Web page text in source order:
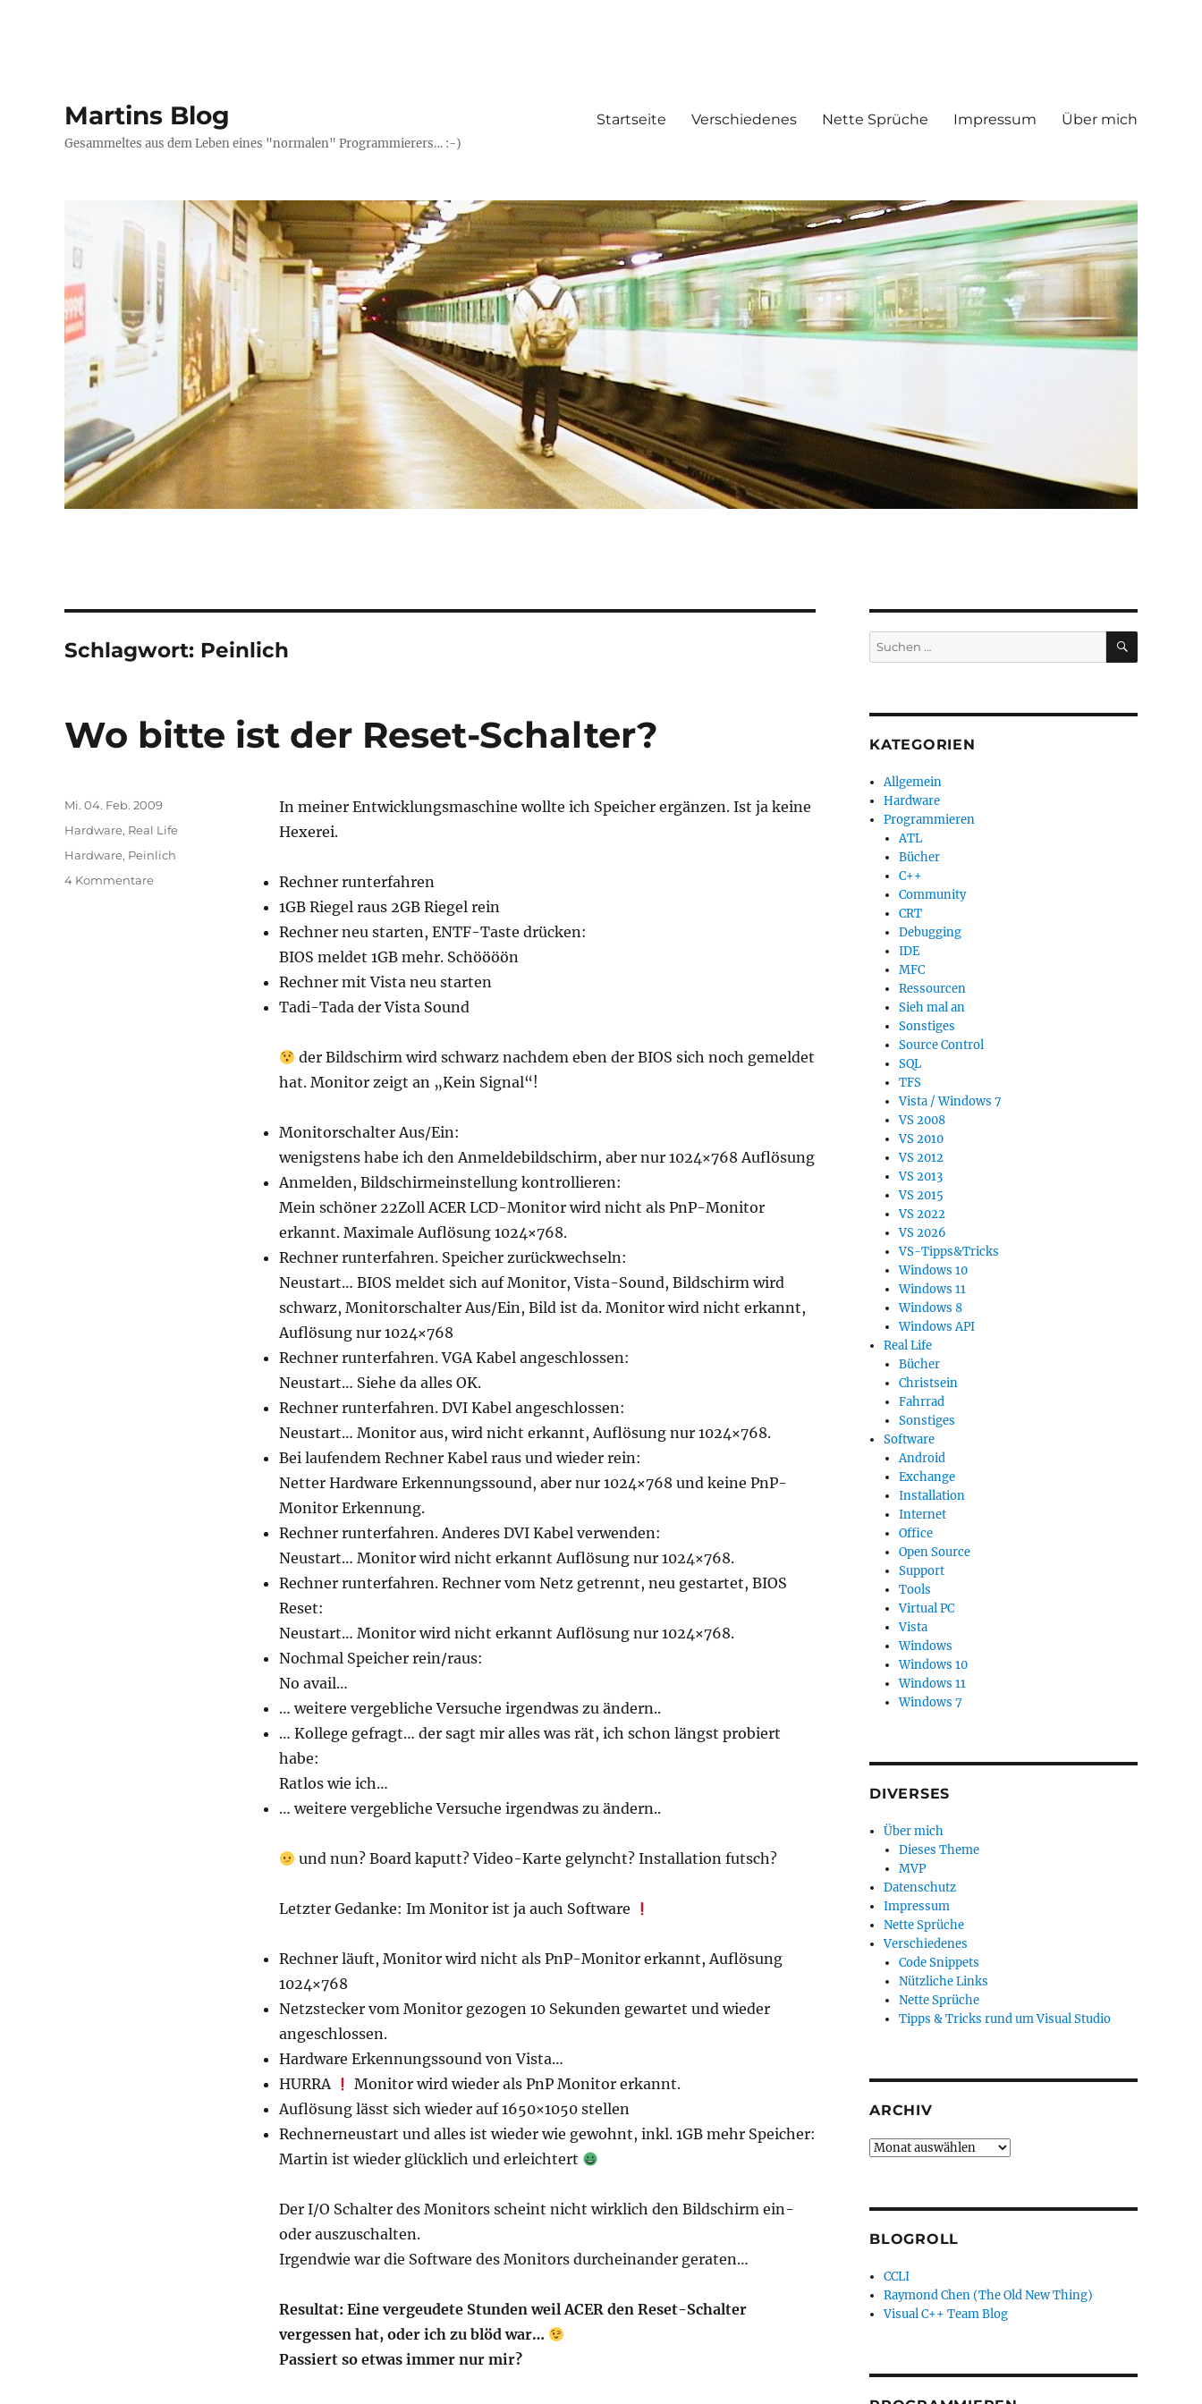
Martins Blog
Gesammeltes aus dem Leben eines "normalen" Programmierers… :-)
Startseite Verschiedenes Nette Sprüche Impressum Über mich
Schlagwort: Peinlich
Wo bitte ist der Reset-Schalter?
In meiner Entwicklungsmaschine wollte ich Speicher ergänzen. Ist ja keine
Hexerei.
Rechner runterfahren
1GB Riegel raus 2GB Riegel rein
Rechner neu starten, ENTF-Taste drücken:
BIOS meldet 1GB mehr. Schöööön
Rechner mit Vista neu starten
Tadi-Tada der Vista Sound
der Bildschirm wird schwarz nachdem eben der BIOS sich noch gemeldet
hat. Monitor zeigt an „Kein Signal“!
Monitorschalter Aus/Ein:
wenigstens habe ich den Anmeldebildschirm, aber nur 1024×768 Auflösung
Anmelden, Bildschirmeinstellung kontrollieren:
Mein schöner 22Zoll ACER LCD-Monitor wird nicht als PnP-Monitor
erkannt. Maximale Auflösung 1024×768.
Rechner runterfahren. Speicher zurückwechseln:
Neustart… BIOS meldet sich auf Monitor, Vista-Sound, Bildschirm wird
schwarz, Monitorschalter Aus/Ein, Bild ist da. Monitor wird nicht erkannt,
Auflösung nur 1024×768
Rechner runterfahren. VGA Kabel angeschlossen:
Neustart… Siehe da alles OK.
Rechner runterfahren. DVI Kabel angeschlossen:
Neustart… Monitor aus, wird nicht erkannt, Auflösung nur 1024×768.
Bei laufendem Rechner Kabel raus und wieder rein:
Netter Hardware Erkennungssound, aber nur 1024×768 und keine PnP-
Monitor Erkennung.
Rechner runterfahren. Anderes DVI Kabel verwenden:
Neustart… Monitor wird nicht erkannt Auflösung nur 1024×768.
Rechner runterfahren. Rechner vom Netz getrennt, neu gestartet, BIOS
Reset:
Neustart… Monitor wird nicht erkannt Auflösung nur 1024×768.
Nochmal Speicher rein/raus:
No avail…
… weitere vergebliche Versuche irgendwas zu ändern..
… Kollege gefragt… der sagt mir alles was rät, ich schon längst probiert
habe:
Ratlos wie ich…
… weitere vergebliche Versuche irgendwas zu ändern..
und nun? Board kaputt? Video-Karte gelyncht? Installation futsch?
Letzter Gedanke: Im Monitor ist ja auch Software
Rechner läuft, Monitor wird nicht als PnP-Monitor erkannt, Auflösung
1024×768
Netzstecker vom Monitor gezogen 10 Sekunden gewartet und wieder
angeschlossen.
Hardware Erkennungssound von Vista…
HURRA
Monitor wird wieder als PnP Monitor erkannt.
Auflösung lässt sich wieder auf 1650×1050 stellen
Rechnerneustart und alles ist wieder wie gewohnt, inkl. 1GB mehr Speicher:
Martin ist wieder glücklich und erleichtert
Der I/O Schalter des Monitors scheint nicht wirklich den Bildschirm ein-
oder auszuschalten.
Irgendwie war die Software des Monitors durcheinander geraten…
Resultat: Eine vergeudete Stunden weil ACER den Reset-Schalter
vergessen hat, oder ich zu blöd war…
Passiert so etwas immer nur mir?
Veröffentlicht
Mi. 04. Feb. 2009
Kategorien
Hardware, Real Life
Schlagwörter
Hardware, Peinlich
4 Kommentarezu
Suchen
nach:
SUCHEN
KATEGORIEN
Allgemein
Hardware
Programmieren
ATL
Bücher
C++
Community
CRT
Debugging
IDE
MFC
Ressourcen
Sieh mal an
Sonstiges
Source Control
SQL
TFS
Vista / Windows 7
VS 2008
VS 2010
VS 2012
VS 2013
VS 2015
VS 2022
VS 2026
VS-Tipps&Tricks
Windows 10
Windows 11
Windows 8
Windows API
Real Life
Bücher
Christsein
Fahrrad
Sonstiges
Software
Android
Exchange
Installation
Internet
Office
Open Source
Support
Tools
Virtual PC
Vista
Windows
Windows 10
Windows 11
Windows 7
DIVERSES
Über mich
Dieses Theme
MVP
Datenschutz
Impressum
Nette Sprüche
Verschiedenes
Code Snippets
Nützliche Links
Nette Sprüche
Tipps & Tricks rund um Visual Studio
ARCHIV
Archiv
BLOGROLL
CCLI
Raymond Chen (The Old New Thing)
Visual C++ Team Blog